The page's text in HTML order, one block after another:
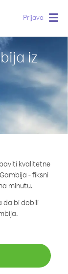
Prijava
iz
kvalitetne
- fiksni
minutu.
da bi dobili